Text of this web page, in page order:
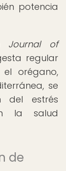
potencia
Journal of
regular
orégano,
se
del estrés
la salud
de